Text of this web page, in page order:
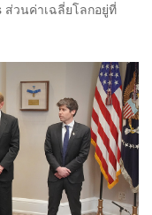
ส่วนค่าเฉลี่ยโลกอยู่ที่